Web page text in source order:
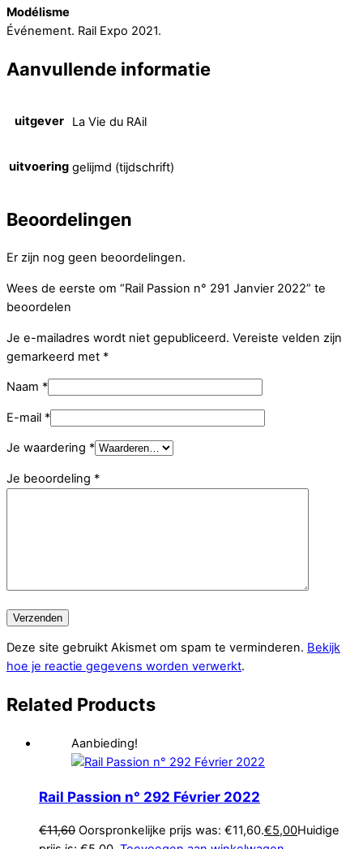
Modélisme
Événement. Rail Expo 2021.
Aanvullende informatie
uitgever La Vie du RAil
uitvoering gelijmd (tijdschrift)
Beoordelingen
Er zijn nog geen beoordelingen.
Wees de eerste om “Rail Passion n° 291 Janvier 2022” te
beoordelen
Je e-mailadres wordt niet gepubliceerd. Vereiste velden zijn
gemarkeerd met *
Naam *
E-mail *
Je waardering *
Je beoordeling *
Deze site gebruikt Akismet om spam te verminderen. Bekijk
hoe je reactie gegevens worden verwerkt.
Related Products
Aanbieding!
Rail Passion n° 292 Février 2022
€11,60 Oorspronkelijke prijs was: €11,60.€5,00Huidige